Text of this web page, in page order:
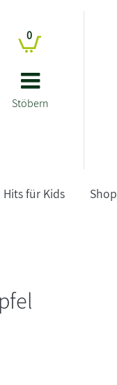
Stöbern
0
Hits für Kids Shop